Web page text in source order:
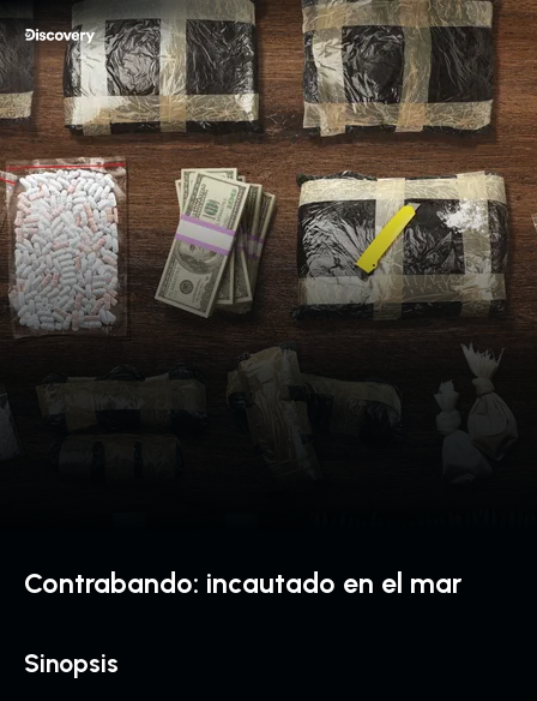
Contrabando: incautado en el mar
Sinopsis